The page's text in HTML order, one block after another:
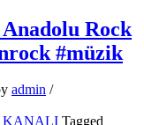
Anadolu Rock
#müzik
admin /
KANALI Tagged